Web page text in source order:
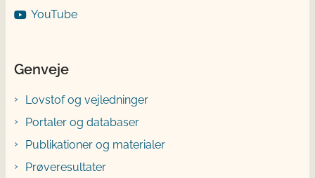
YouTube
Genveje
Lovstof og vejledninger
Portaler og databaser
Publikationer og materialer
Prøveresultater